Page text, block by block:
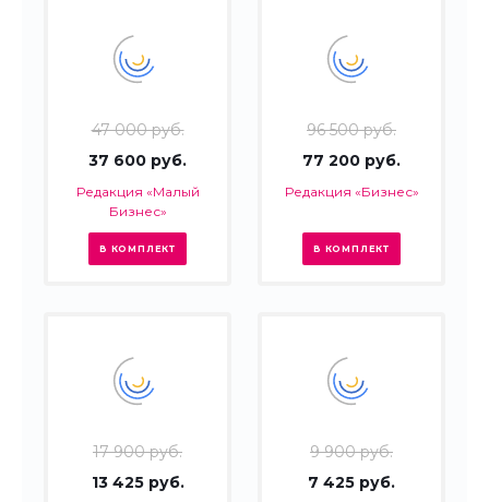
47 000 руб.
37 600 руб.
Редакция «Малый
Бизнес»
В КОМПЛЕКТ
96 500 руб.
77 200 руб.
Редакция «Бизнес»
В КОМПЛЕКТ
17 900 руб.
13 425 руб.
9 900 руб.
7 425 руб.